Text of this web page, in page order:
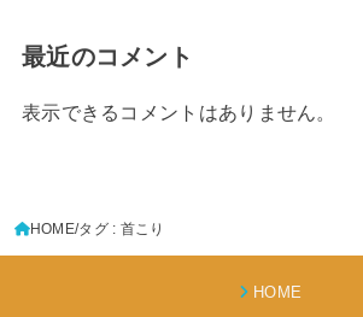
最近のコメント
表示できるコメントはありません。
HOME タグ : 首こり
HOME